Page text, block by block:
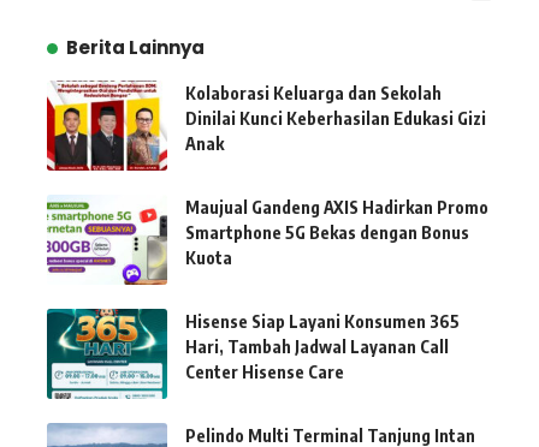
Berita Lainnya
Kolaborasi Keluarga dan Sekolah
Dinilai Kunci Keberhasilan Edukasi Gizi
Anak
Maujual Gandeng AXIS Hadirkan Promo
Smartphone 5G Bekas dengan Bonus
Kuota
Hisense Siap Layani Konsumen 365
Hari, Tambah Jadwal Layanan Call
Center Hisense Care
Pelindo Multi Terminal Tanjung Intan